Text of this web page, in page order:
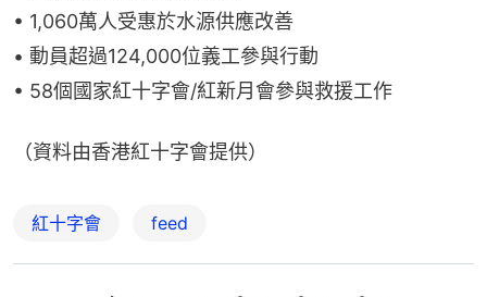
• 1,060萬人受惠於水源供應改善
• 動員超過124,000位義工參與行動
• 58個國家紅十字會/紅新月會參與救援工作
（資料由香港紅十字會提供）
紅十字會 feed